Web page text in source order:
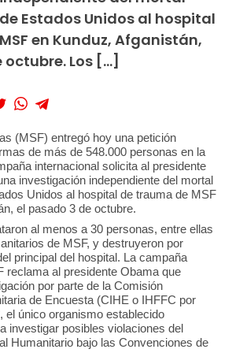
Estados Unidos al hospital
en Kunduz, Afganistán,
Los […]
(MSF) entregó hoy una petición
de más de 548.000 personas en la
internacional solicita al presidente
investigación independiente del mortal
Unidos al hospital de trauma de MSF
el pasado 3 de octubre.
al menos a 30 personas, entre ellas
de MSF, y destruyeron por
principal del hospital. La campaña
reclama al presidente Obama que
por parte de la Comisión
de Encuesta (CIHE o IHFFC por
el único organismo establecido
investigar posibles violaciones del
Humanitario bajo las Convenciones de